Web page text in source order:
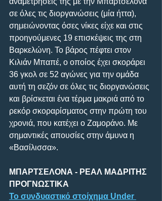
σε όλες τις διοργανώσεις (μία ήττα),
σημειώνοντας όσες νίκες είχε και στις
προηγούμενες 19 επισκέψεις της στη
Βαρκελώνη. Το βάρος πέφτει στον
Κιλιάν Μπαπέ, ο οποίος έχει σκοράρει
36 γκολ σε 52 αγώνες για την ομάδα
αυτή τη σεζόν σε όλες τις διοργανώσεις
και βρίσκεται ένα τέρμα μακριά από το
ρεκόρ σκοραρίσματος στην πρώτη του
χρονιά, που κατέχει ο Ζαμοράνο. Με
σημαντικές απουσίες στην άμυνα η
«Βασίλισσα».
ΜΠΑΡΤΣΕΛΟΝΑ - ΡΕΑΛ ΜΑΔΡΙΤΗΣ
ΠΡΟΓΝΩΣΤΙΚΑ
Το συνδυαστικό στοίχημα Under